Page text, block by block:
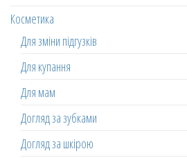
Косметика
Для зміни підгузків
Для купання
Для мам
Догляд за зубками
Догляд за шкірою